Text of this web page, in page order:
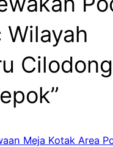
Cilodong
Meja Kotak Area